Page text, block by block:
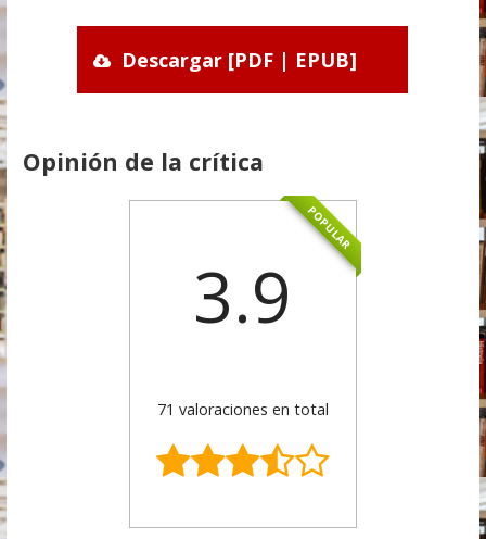
Descargar [PDF | EPUB]
Opinión de la crítica
POPULAR
3.9
71 valoraciones en total